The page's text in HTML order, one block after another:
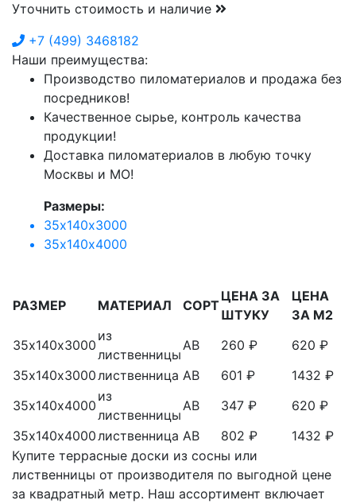
Уточнить стоимость и наличие
+7 (499) 3468182
Наши преимущества:
Производство пиломатериалов и продажа без
посредников!
Качественное сырье, контроль качества
продукции!
Доставка пиломатериалов в любую точку
Москвы и МО!
Размеры:
35х140х3000
35х140х4000
РАЗМЕР МАТЕРИАЛ СОРТ
ЦЕНА ЗА
ШТУКУ
ЦЕНА
ЗА М2
35х140х3000
из
лиственницы
АВ 260 ₽
620 ₽
35х140х3000лиственница АВ 601 ₽
1432 ₽
35х140х4000
из
лиственницы
АВ 347 ₽
620 ₽
35х140х4000лиственница АВ 802 ₽
1432 ₽
Купите террасные доски из сосны или
лиственницы от производителя по выгодной цене
за квадратный метр. Наш ассортимент включает